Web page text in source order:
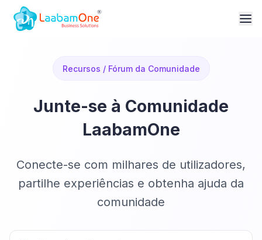
Recursos / Fórum da Comunidade
Junte-se à Comunidade
LaabamOne
Conecte-se com milhares de utilizadores,
partilhe experiências e obtenha ajuda da
comunidade